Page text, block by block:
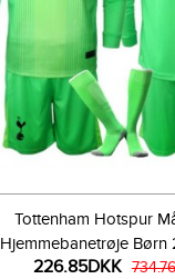
Tottenham Hotspur
Hjemmebanetrøje
Langærmet (+ Korte
226.85DKK